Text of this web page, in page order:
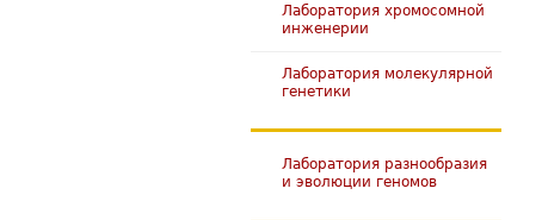
Лаборатория хромосомной
инженерии
Лаборатория молекулярной
генетики
Лаборатория разнообразия
и эволюции геномов